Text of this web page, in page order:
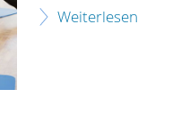
Weiterlesen